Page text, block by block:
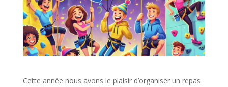
Cette année nous avons le plaisir d’organiser un repas